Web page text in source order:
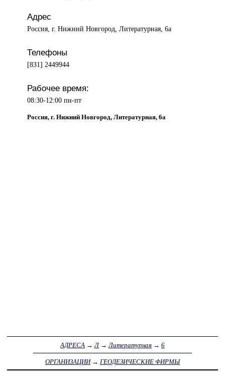
Адрес
Россия, г. Нижний Новгород, Литературная, 6а
Телефоны
[831] 2449944
Рабочее время:
08:30-12:00 пн-пт
Россия, г. Нижний Новгород, Литературная, 6а
АДРЕСА →Л→Литературная → 6
ОРГАНИЗАЦИИ→ ГЕОДЕЗИЧЕСКИЕ ФИРМЫ